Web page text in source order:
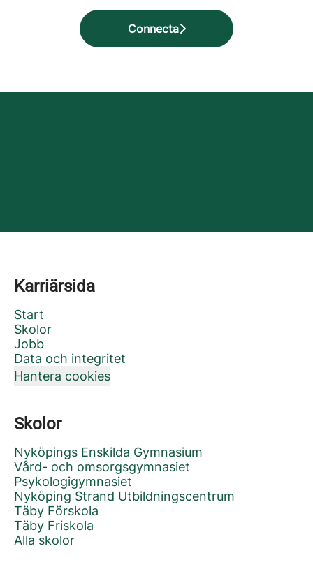
Connecta
Karriärsida
Start
Skolor
Jobb
Data och integritet
Hantera cookies
Skolor
Nyköpings Enskilda Gymnasium
Vård- och omsorgsgymnasiet
Psykologigymnasiet
Nyköping Strand Utbildningscentrum
Täby Förskola
Täby Friskola
Alla skolor